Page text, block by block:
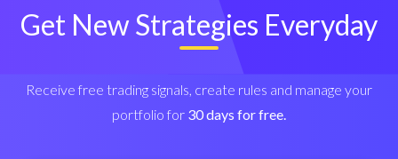
Get New Strategies Everyday
Receive free trading signals, create rules and manage your
portfolio for 30 days for free.